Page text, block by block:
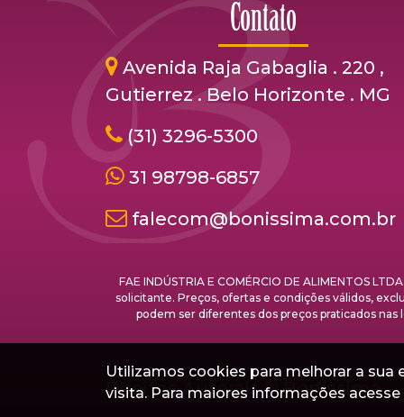
Contato
Avenida Raja Gabaglia . 220 ,
Gutierrez . Belo Horizonte . MG
(31) 3296-5300
31 98798-6857
falecom@bonissima.com.br
FAE INDÚSTRIA E COMÉRCIO DE ALIMENTOS
solicitante. Preços, ofertas e condições válidos,
podem ser diferentes dos preços praticados nas
Direitos Autorais © Boníssima
Utilizamos cookies para melhorar a
visita. Para maiores informações